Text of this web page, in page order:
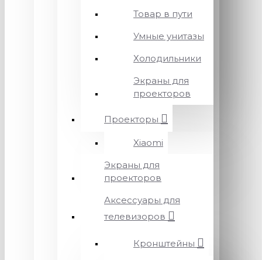
Товар в пути
Умные унитазы
Холодильники
Экраны для
проекторов
Проекторы
Xiaomi
Экраны для
проекторов
Аксессуары для
телевизоров
Кронштейны